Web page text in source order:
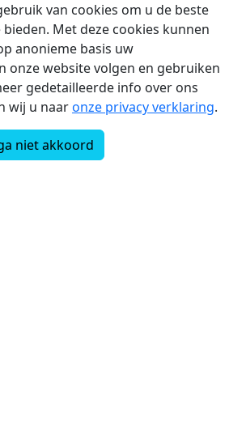
van cookies om u de beste
Met deze cookies kunnen
anonieme basis uw
onze website volgen en gebruiken
gedetailleerde info over ons
wij u naaronze privacy verklaring.
niet akkoord